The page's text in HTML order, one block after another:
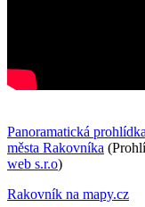
Panoramatická prohlídka
města Rakovníka
web s.r.o)
Rakovník na mapy.cz